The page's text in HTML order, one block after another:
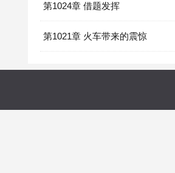
第1024章 借题发挥
第1021章 火车带来的震惊